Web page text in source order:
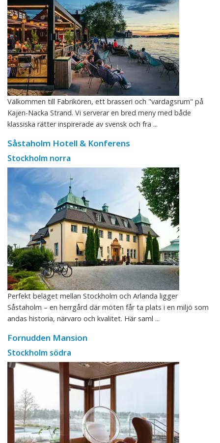
Välkommen till Fabrikören, ett brasseri och "vardagsrum" på
Kajen-Nacka Strand. Vi serverar en bred meny med både
klassiska rätter inspirerade av svensk och fra ...
Såstaholm Hotell & Konferens
Stockholm norra
Perfekt beläget mellan Stockholm och Arlanda ligger
Såstaholm – en herrgård där möten får ta plats i en miljö som
andas historia, närvaro och kvalitet. Här saml ...
Fornudden Mansion
Stockholm södra